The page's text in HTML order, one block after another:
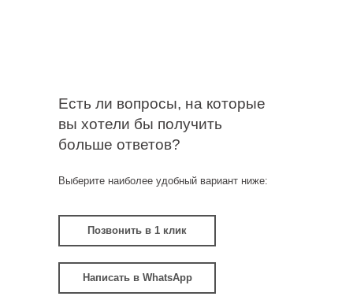
Есть ли вопросы, на которые
вы хотели бы получить
больше ответов?
Выберите наиболее удобный вариант ниже:
Написать в WhatsApp
Позвонить в 1 клик